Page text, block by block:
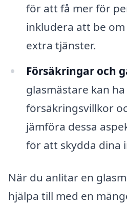
för att få mer för
inkludera att be
extra tjänster.
Försäkringar och
glasmästare kan
försäkringsvillkor
jämföra dessa
för att skydda dina
När du anlitar en
hjälpa till med en